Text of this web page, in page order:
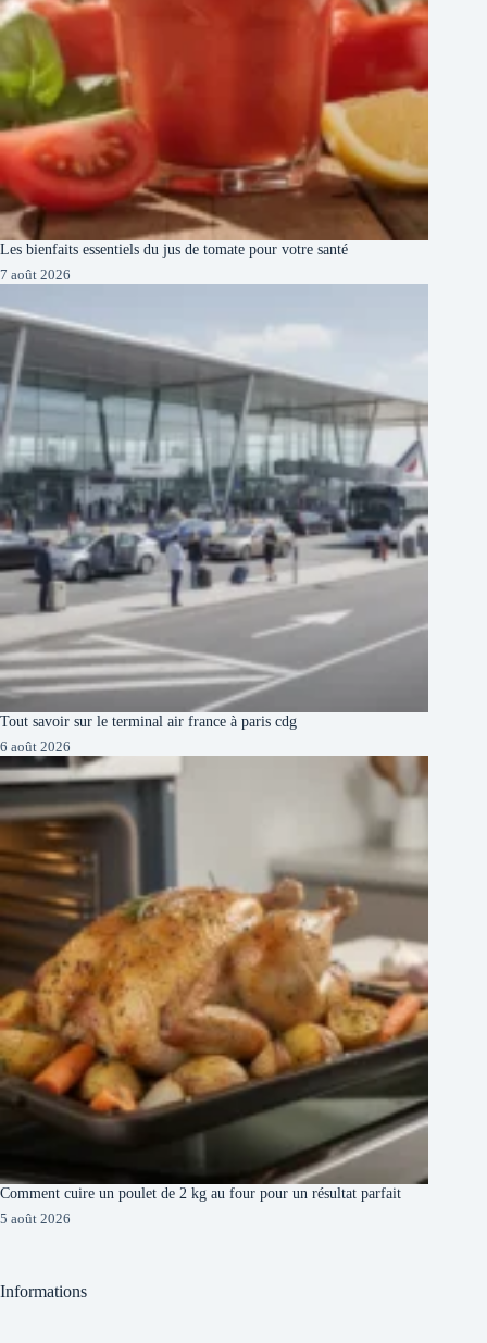
Les bienfaits essentiels du jus de tomate pour votre santé
7 août 2026
Tout savoir sur le terminal air france à paris cdg
6 août 2026
Comment cuire un poulet de 2 kg au four pour un résultat parfait
5 août 2026
Informations